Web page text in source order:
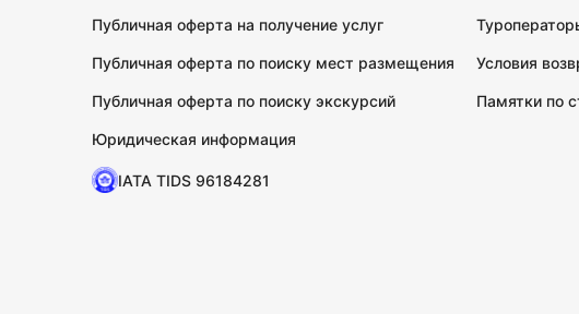
Публичная оферта на получение услуг
Публичная оферта по поиску мест размещения
Публичная оферта по поиску экскурсий
Юридическая информация
IATA TIDS 96184281
Условия
Памятки по